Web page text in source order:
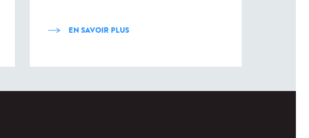
EN SAVOIR PLUS